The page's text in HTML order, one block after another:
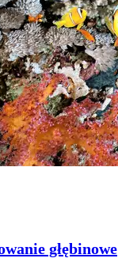
głębinowe